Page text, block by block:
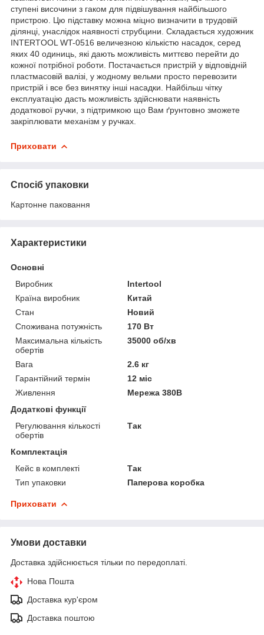
ступені височини з гаком для підвішування найбільшого
пристрою. Цю підставку можна міцно визначити в трудовій
ділянці, унаслідок наявності струбцини. Складається художник
INTERTOOL WT-0516 величезною кількістю насадок, серед
яких 40 одиниць, які дають можливість миттєво перейти до
кожної потрібної роботи. Постачається пристрій у відповідній
пластмасовій валізі, у жодному вельми просто перевозити
пристрій і все без винятку інші насадки. Найбільш чітку
експлуатацію дасть можливість здійснювати наявність
додаткової ручки, з підтримкою що Вам ґрунтовно зможете
закріплювати механізм у ручках.
Приховати
Спосіб упаковки
Картонне паковання
Характеристики
Основні
Виробник
Intertool
Країна виробник
Китай
Стан
Новий
Споживана потужність
170 Вт
Максимальна кількість
обертів
35000 об/хв
Вага
2.6 кг
Гарантійний термін
12 міс
Живлення
Мережа 380В
Додаткові функції
Регулювання кількості
обертів
Так
Комплектація
Кейс в комплекті
Так
Тип упаковки
Паперова коробка
Приховати
Умови доставки
Доставка здійснюється тільки по передоплаті.
Нова Пошта
Доставка кур'єром
Доставка поштою